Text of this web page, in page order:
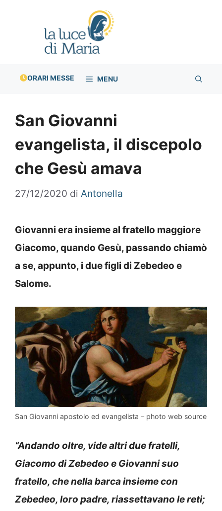
ORARI MESSE MENU
San Giovanni
evangelista, il discepolo
che Gesù amava
27/12/2020 di Antonella
Giovanni era insieme al fratello maggiore
Giacomo, quando Gesù, passando chiamò
a se, appunto, i due figli di Zebedeo e
Salome.
San Giovanni apostolo ed evangelista – photo web source
“Andando oltre, vide altri due fratelli,
Giacomo di Zebedeo e Giovanni suo
fratello, che nella barca insieme con
Zebedeo, loro padre, riassettavano le reti;